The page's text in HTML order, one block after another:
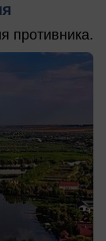
противника.